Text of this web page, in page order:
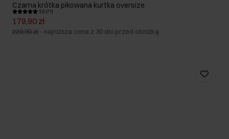
Czarna krótka pikowana kurtka oversize
5.0 (71)
179,90 zł
229,90 zł - najniższa cena z 30 dni przed obniżką